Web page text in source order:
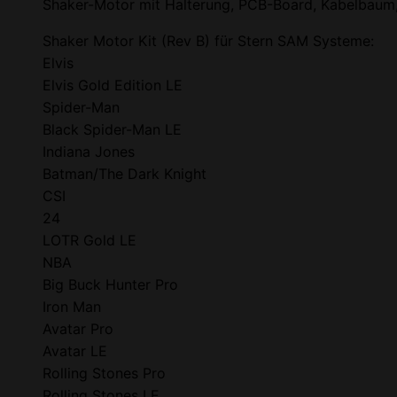
Shaker-Motor mit Halterung, PCB-Board,
Shaker Motor Kit (Rev B) für Stern SAM Systeme:
Elvis
Elvis Gold Edition LE
Spider-Man
Black Spider-Man LE
Indiana Jones
Batman/The Dark Knight
CSI
24
LOTR Gold LE
NBA
Big Buck Hunter Pro
Iron Man
Avatar Pro
Avatar LE
Rolling Stones Pro